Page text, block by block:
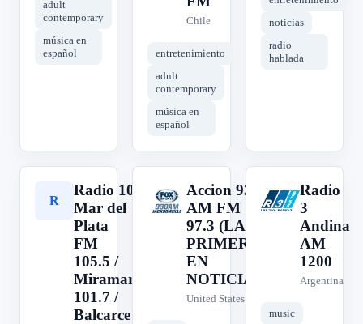
adult
contemporary
música en
español
Chile
entretenimiento
adult
contemporary
música en
español
noticias
radio
hablada
R
Radio 10
Mar del
Plata
FM
105.5 /
Miramar
101.7 /
Balcarce
A
Accion 930
AM FM
97.3 (LA
PRIMERA
EN
NOTICIAS)
United States
R
Radio
3
Andina
AM
1200
Argentina
music